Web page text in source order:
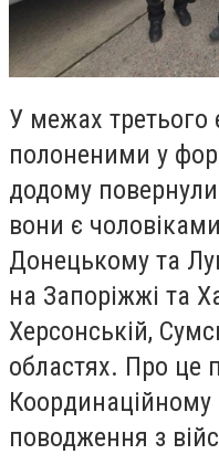
У межах третього
полоненими у
додому
вони є
Донецькому та
на Запоріжжі та
Херсонській,
областях. Про це
Координаційному
поводження з